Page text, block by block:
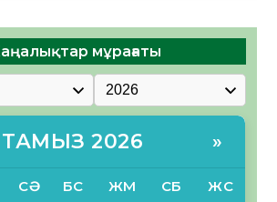
мұрағаты
ТАМЫЗ 2026 »
СӘ БС ЖМ СБ ЖС